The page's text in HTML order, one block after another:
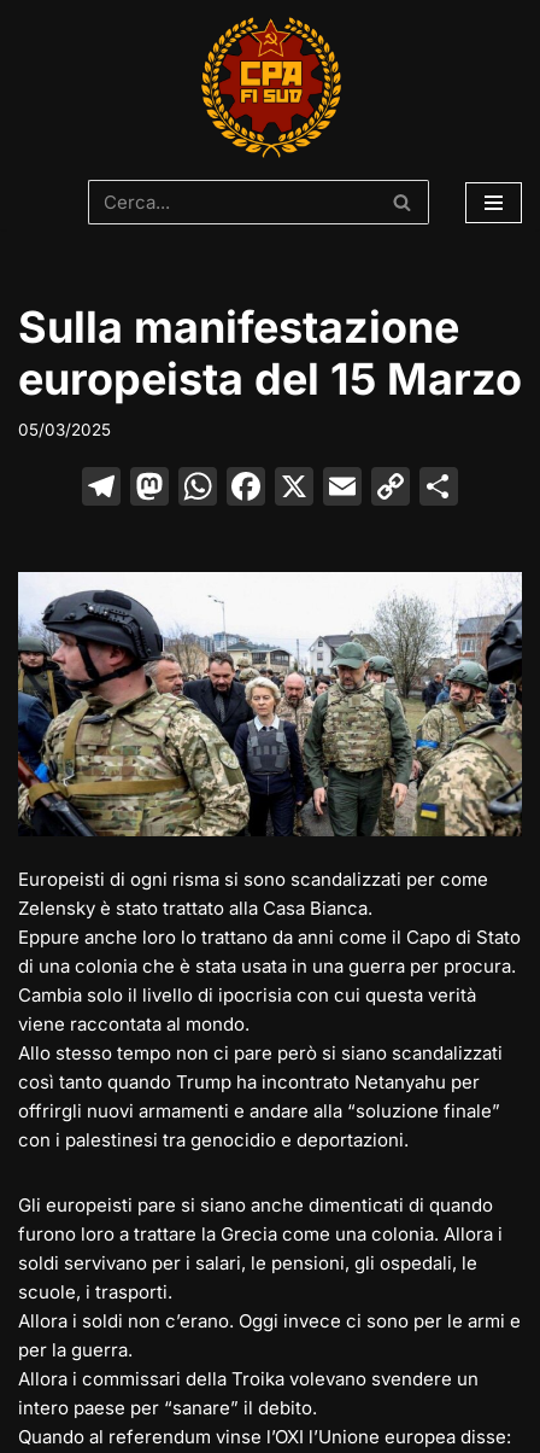
Sulla manifestazione
europeista del 15 Marzo
05/03/2025
T
e
gr
a
m
M
st
d
o
n
W
at
A
p
p
F
c
b
o
o
k
X E
ai
l
C
p
y
Li
n
k
n
di
vi
di
Europeisti di ogni risma si sono scandalizzati per come
Zelensky è stato trattato alla Casa Bianca.
Eppure anche loro lo trattano da anni come il Capo di Stato
di una colonia che è stata usata in una guerra per procura.
Cambia solo il livello di ipocrisia con cui questa verità
viene raccontata al mondo.
Allo stesso tempo non ci pare però si siano scandalizzati
così tanto quando Trump ha incontrato Netanyahu per
offrirgli nuovi armamenti e andare alla “soluzione finale”
con i palestinesi tra genocidio e deportazioni.
Gli europeisti pare si siano anche dimenticati di quando
furono loro a trattare la Grecia come una colonia. Allora i
soldi servivano per i salari, le pensioni, gli ospedali, le
scuole, i trasporti.
Allora i soldi non c’erano. Oggi invece ci sono per le armi e
per la guerra.
Allora i commissari della Troika volevano svendere un
intero paese per “sanare” il debito.
Quando al referendum vinse l’OXI l’Unione europea disse: